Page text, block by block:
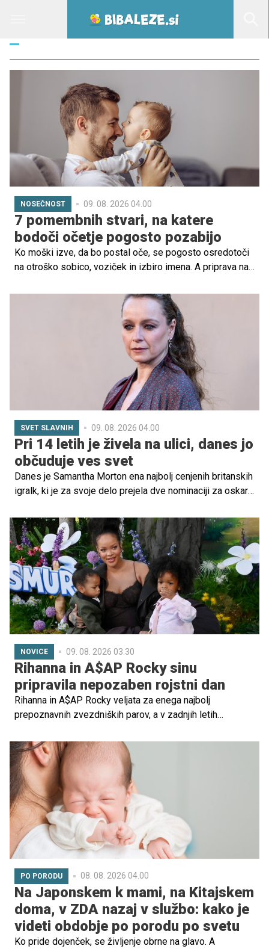
NOSEČNOST 09. 08. 2026 04.00
7 pomembnih stvari, na katere
bodoči očetje pogosto pozabijo
Ko moški izve, da bo postal oče, se pogosto osredotoči
na otroško sobico, voziček in izbiro imena. A priprava na
SVET SLAVNIH 09. 08. 2026 04.00
Pri 14 letih je živela na ulici, danes jo
občuduje ves svet
Danes je Samantha Morton ena najbolj cenjenih britanskih
igralk, ki je za svoje delo prejela dve nominaciji za oskarja
pot do Hollywooda ni bila niti lahka niti samoumevna.
Preden je stopila na velike filmske odre, je preživela
otroštvo, polno bolečine, negotovosti in bojev za
preživetje.
NOVICE 09. 08. 2026 03.30
Rihanna in A$AP Rocky sinu
pripravila nepozaben rojstni dan
Rihanna in A$AP Rocky veljata za enega najbolj
prepoznavnih zvezdniških parov, a v zadnjih letih
življenje. To sta dokazala tudi ob tretjem rojstnem dnevu
sina Riota, za katerega sta pripravila rojstnodnevno
praznovanje na temo priljubljenega superjunaka Spider-
Mana.
PO PORODU 08. 08. 2026 04.00
Na Japonskem k mami, na Kitajskem
doma, v ZDA nazaj v službo: kako je
videti obdobje po porodu po svetu
Ko pride dojenček, se življenje obrne na glavo. A